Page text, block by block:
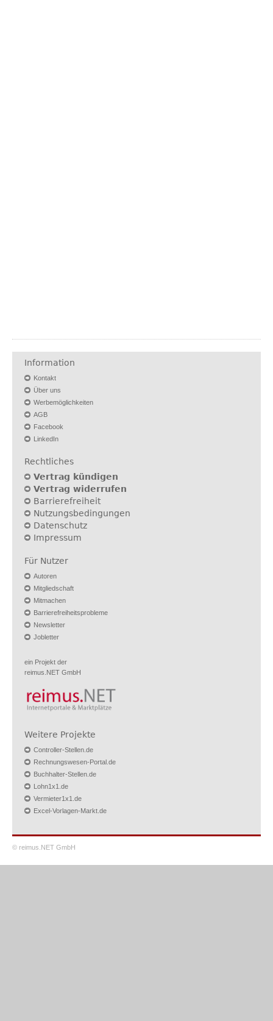
Information
Kontakt
Über uns
Werbemöglichkeiten
AGB
Facebook
LinkedIn
Rechtliches
Vertrag kündigen
Vertrag widerrufen
Barrierefreiheit
Nutzungsbedingungen
Datenschutz
Impressum
Für Nutzer
Autoren
Mitgliedschaft
Mitmachen
Barrierefreiheitsprobleme
Newsletter
Jobletter
ein Projekt der
reimus.NET GmbH
Weitere Projekte
Controller-Stellen.de
Rechnungswesen-Portal.de
Buchhalter-Stellen.de
Lohn1x1.de
Vermieter1x1.de
Excel-Vorlagen-Markt.de
© reimus.NET GmbH